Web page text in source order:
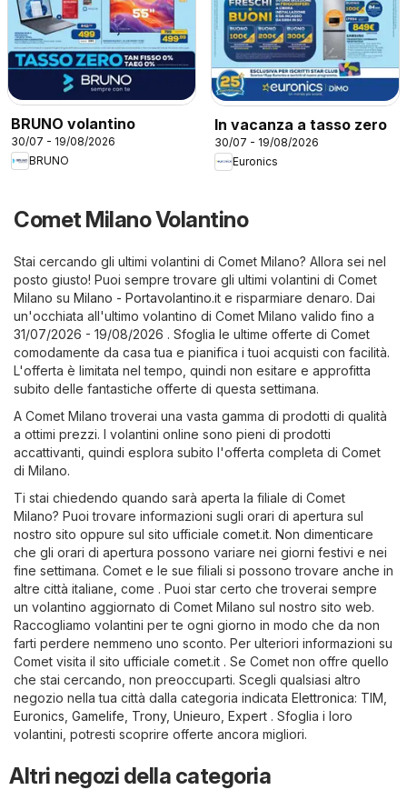
BRUNO volantino
30/07 - 19/08/2026
BRUNO
In vacanza a tasso zero
30/07 - 19/08/2026
Euronics
Comet Milano Volantino
Stai cercando gli ultimi volantini di Comet Milano? Allora sei nel
posto giusto! Puoi sempre trovare gli ultimi volantini di Comet
Milano su Milano - Portavolantino.it e risparmiare denaro. Dai
un'occhiata all'ultimo volantino di Comet Milano valido fino a
31/07/2026 - 19/08/2026 . Sfoglia le ultime offerte di Comet
comodamente da casa tua e pianifica i tuoi acquisti con facilità.
L'offerta è limitata nel tempo, quindi non esitare e approfitta
subito delle fantastiche offerte di questa settimana.
A Comet Milano troverai una vasta gamma di prodotti di qualità
a ottimi prezzi. I volantini online sono pieni di prodotti
accattivanti, quindi esplora subito l'offerta completa di Comet
di Milano.
Ti stai chiedendo quando sarà aperta la filiale di Comet
Milano? Puoi trovare informazioni sugli orari di apertura sul
nostro sito oppure sul sito ufficiale comet.it. Non dimenticare
che gli orari di apertura possono variare nei giorni festivi e nei
fine settimana. Comet e le sue filiali si possono trovare anche in
altre città italiane, come . Puoi star certo che troverai sempre
un volantino aggiornato di Comet Milano sul nostro sito web.
Raccogliamo volantini per te ogni giorno in modo che da non
farti perdere nemmeno uno sconto. Per ulteriori informazioni su
Comet visita il sito ufficiale comet.it . Se Comet non offre quello
che stai cercando, non preoccuparti. Scegli qualsiasi altro
negozio nella tua città dalla categoria indicata Elettronica: TIM
Euronics Gamelife Trony, Unieuro Expert . Sfoglia i loro
volantini, potresti scoprire offerte ancora migliori.
Altri negozi della categoria